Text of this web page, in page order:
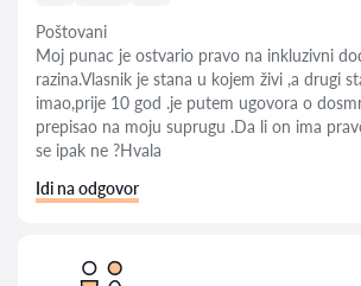
Poštovani
Moj punac je ostvario pravo na inkluzivni
razina.Vlasnik je stana u kojem živi ,a drugi
imao,prije 10 god .je putem ugovora o
prepisao na moju suprugu .Da li on ima
se ipak ne ?Hvala
Idi na odgovor